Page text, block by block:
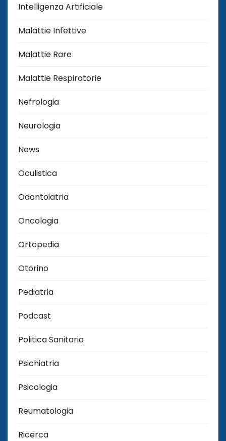
Intelligenza Artificiale
Malattie Infettive
Malattie Rare
Malattie Respiratorie
Nefrologia
Neurologia
News
Oculistica
Odontoiatria
Oncologia
Ortopedia
Otorino
Pediatria
Podcast
Politica Sanitaria
Psichiatria
Psicologia
Reumatologia
Ricerca